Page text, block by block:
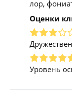
лор,
Оценки
Уровень